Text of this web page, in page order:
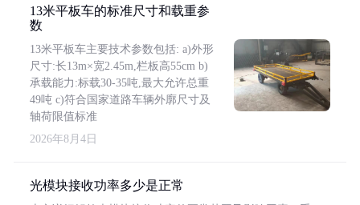
13米平板车的标准尺寸和载重参
数
13米平板车主要技术参数包括: a)外形
尺寸:长13m×宽2.45m,栏板高55cm b)
承载能力:标载30-35吨,最大允许总重
49吨 c)符合国家道路车辆外廓尺寸及
轴荷限值标准
2026年8月4日
光模块接收功率多少是正常